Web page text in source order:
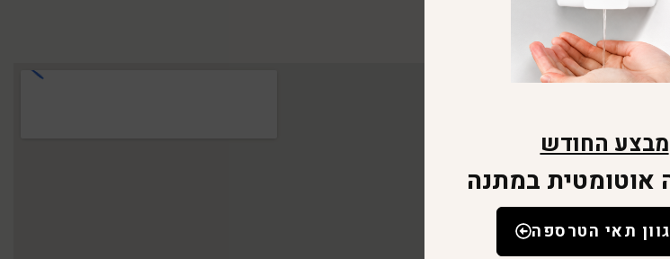
מבצע החודש
אוטומטית במתנה
תאי הטרספה